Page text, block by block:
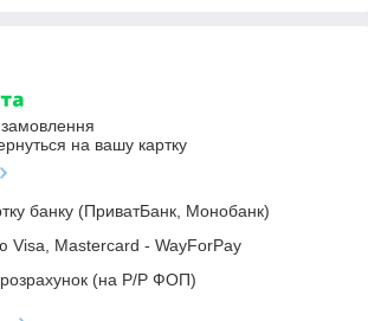
на вашу картку
банку (ПриватБанк, Монобанк)
Visa, Mastercard - WayForPay
розрахунок (на Р/Р ФОП)